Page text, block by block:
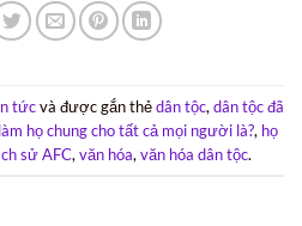
tứcvà được gắn thẻdân tộc, dân tộc đã
họ chung cho tất cả mọi người là?, họ
sử AFC, văn hóa, văn hóa dân tộc.